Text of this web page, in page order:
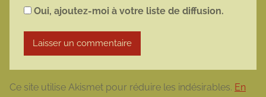
Oui, ajoutez-moi à votre liste de diffusion.
Ce site utilise Akismet pour réduire les indésirables. En